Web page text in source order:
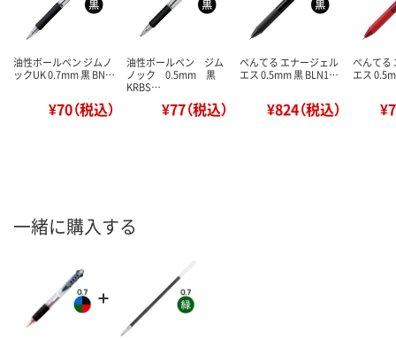
油性ボールペン ジムノ
ックUK 0.7mm 黒 BN…
¥70（税込）
油性ボールペン ジム
ノック 0.5mm 黒
KRBS…
¥77（税込）
ぺんてる エナージェル
エス 0.5mm 黒 BLN1…
¥824（税込）
ぺんてる
エス
一緒に購入する